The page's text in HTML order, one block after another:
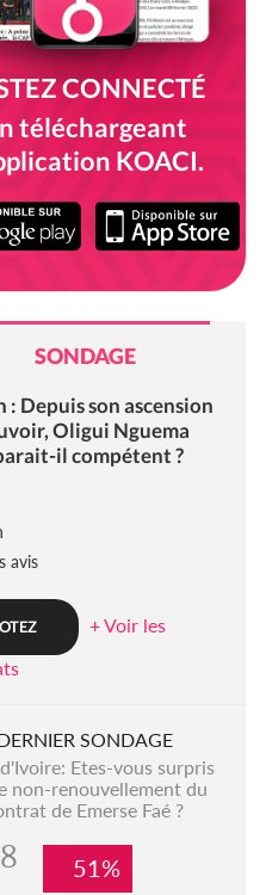
CONNECTÉ
téléchargeant
KOACI.
SONDAGE
: Depuis son ascension
Oligui Nguema
il compétent ?
avis
+ Voir les
SONDAGE
Etes-vous surpris
non-renouvellement du
de Emerse Faé ?
51%